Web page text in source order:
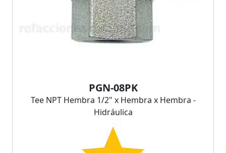
PGN-08PK
Tee NPT Hembra 1/2" x Hembra x Hembra -
Hidráulica